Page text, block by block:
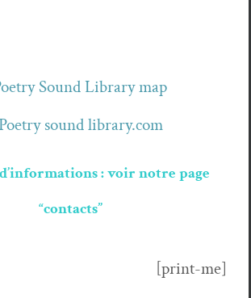
Sound Library map
sound library.com
: voir notre page
“contacts”
[print-me]